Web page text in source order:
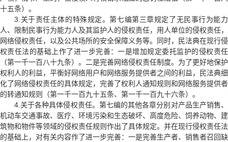
十五条）。
3.关于责任主体的特殊规定。第七编第三章规定了无民事行为能力
人、限制民事行为能力人及其监护人的侵权责任，用人单位的侵权责任，
网络侵权责任，以及公共场所的安全保障义务等。同时，民法典在现行侵
权责任法的基础上作了进一步完善：一是增加规定委托监护的侵权责任
（第一千一百八十九条）。二是完善网络侵权责任制度。为了更好地保护
权利人的利益，平衡好网络用户和网络服务提供者之间的利益，民法典细
化了网络侵权责任的具体规定，完善了权利人通知规则和网络服务提供者
的转通知规则（第一千一百九十五条、第一千一百九十六条）。
4.关于各种具体侵权责任。第七编的其他各章分别对产品生产销售、
机动车交通事故、医疗、环境污染和生态破坏、高度危险、饲养动物、建
筑物和物件等领域的侵权责任规则作出了具体规定。并在现行侵权责任法
的基础上，对有关内容作了进一步完善：一是完善生产者、销售者召回缺